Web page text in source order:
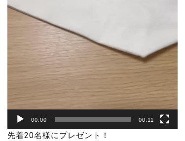
00:00 00:11
先着20名様にプレゼント！